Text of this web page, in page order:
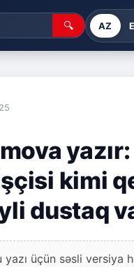
🔍 AZ
kimi
dustaq
yazı üçün səsli versiya